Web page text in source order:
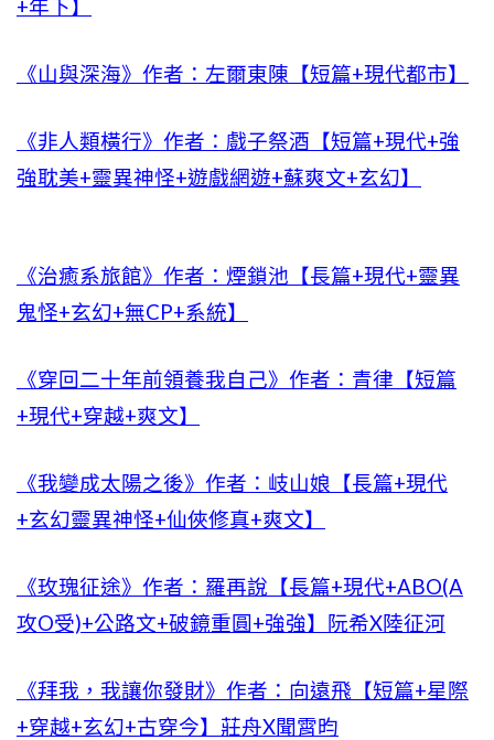
+年下】
《山與深海》作者：左爾東陳【短篇+現代都市】
《非人類橫行》作者：戲子祭酒【短篇+現代+強
強耽美+靈異神怪+遊戲網遊+蘇爽文+玄幻】
《治癒系旅館》作者：煙鎖池【長篇+現代+靈異
鬼怪+玄幻+無CP+系統】
《穿回二十年前領養我自己》作者：青律【短篇
+現代+穿越+爽文】
《我變成太陽之後》作者：岐山娘【長篇+現代
+玄幻靈異神怪+仙俠修真+爽文】
《玫瑰征途》作者：羅再說【長篇+現代+ABO(A
攻O受)+公路文+破鏡重圓+強強】阮希X陸征河
《拜我，我讓你發財》作者：向遠飛【短篇+星際
+穿越+玄幻+古穿今】莊舟X聞霄昀